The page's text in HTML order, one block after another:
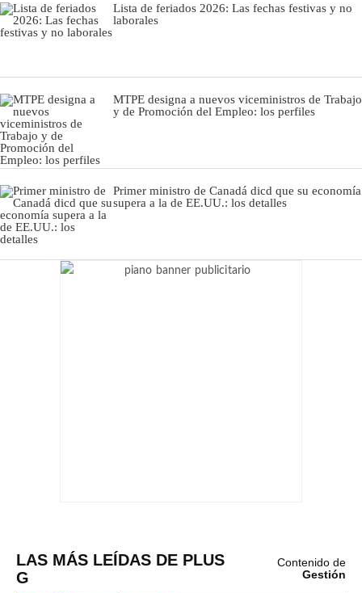
Lista de feriados 2026: Las fechas festivas y no
laborales
MTPE designa a nuevos viceministros de Trabajo
y de Promoción del Empleo: los perfiles
Primer ministro de Canadá dicd que su economía
supera a la de EE.UU.: los detalles
LAS MÁS LEÍDAS DE PLUS
G
Contenido de
Gestión